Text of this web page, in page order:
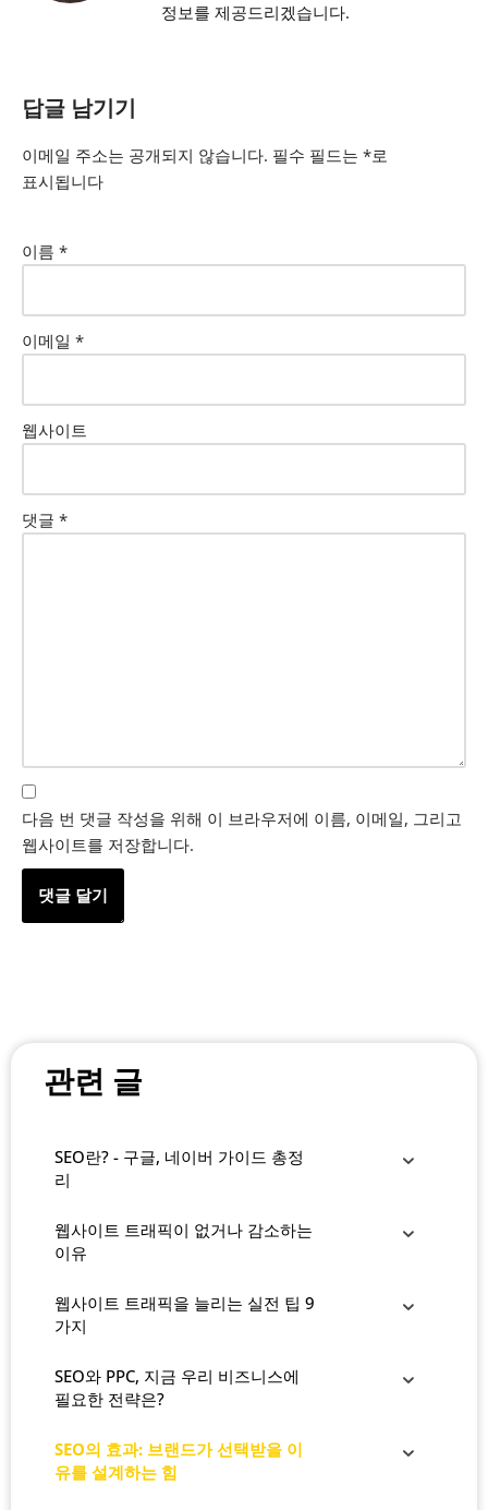
정보를 제공드리겠습니다.
답글 남기기
이메일 주소는 공개되지 않습니다. 필수 필드는 *로
표시됩니다
이름 *
이메일 *
웹사이트
댓글 *
다음 번 댓글 작성을 위해 이 브라우저에 이름, 이메일, 그리고
웹사이트를 저장합니다.
관련 글
SEO란? - 구글, 네이버 가이드 총정
리
웹사이트 트래픽이 없거나 감소하는
이유
웹사이트 트래픽을 늘리는 실전 팁 9
가지
SEO와 PPC, 지금 우리 비즈니스에
필요한 전략은?
SEO의 효과: 브랜드가 선택받을 이
유를 설계하는 힘